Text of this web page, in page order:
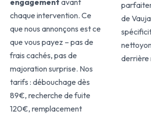
engagement avant
chaque intervention. Ce
que nous annonçons est ce
que vous payez – pas de
frais cachés, pas de
majoration surprise. Nos
tarifs : débouchage dès
89€, recherche de fuite
120€, remplacement
de
derrière